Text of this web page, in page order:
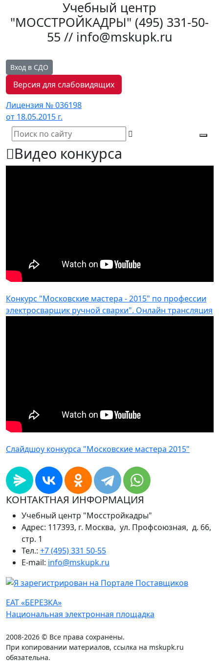
Учебный центр
"МОССТРОЙКАДРЫ" (495) 331-50-
55 // info@mskupk.ru
Вход в СДО
Версия для слабовидящих
Лицензия № 036198
от 18.05.2015 г.
Видео конкурса
Конкурс "Московские мастера - 2015" по профессии
электросварщик ручной сварки". Онлайн трансляция
Слайдшоу конкурса "Московские мастера 2015"
КОНТАКТНАЯ ИНФОРМАЦИЯ
Учебный центр "Мосстройкадры"
Адрес: 117393, г. Москва, ул. Профсоюзная, д. 66,
стр. 1
Тел.: +7 (495) 331 50-55
E-mail: info@mskupk.ru
ЕАТ «БЕРЕЗКА»
Национальная электронная площадка
2008-2026 © Все права сохранены.
При копировании материалов, ссылка на mskupk.ru
обязательна.